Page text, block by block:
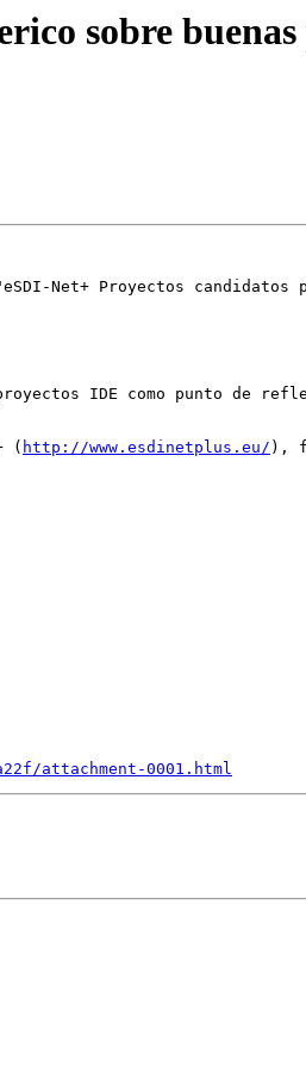
sobre
Net+ Proyectos
IDE como punto de
( http://www.esdinetplus.eu/ ),
attachment-0001.html